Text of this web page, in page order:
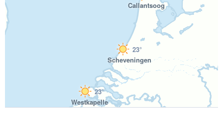
23°
Scheveningen
Callantsoog
23°
Westkapelle